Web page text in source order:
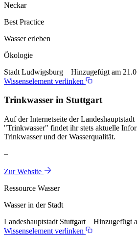
Neckar
Best Practice
Wasser erleben
Ökologie
Stadt Ludwigsburg Hinzugefügt am
Wissenselement verlinken
Trinkwasser in Stuttgart
Auf der Internetseite der
"Trinkwasser" findet ihr stets aktuelle
Trinkwasser und der Wasserqualität.
–
Zur Website
Ressource Wasser
Wasser in der Stadt
Landeshauptstadt Stuttgart Hinzugefügt
Wissenselement verlinken